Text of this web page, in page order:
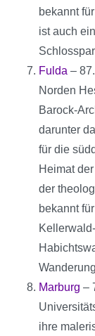
bekannt
ist auch
Fulda –
Norden
Barock-
darunter
für die
Heimat
der
bekannt
Marburg –
ihre